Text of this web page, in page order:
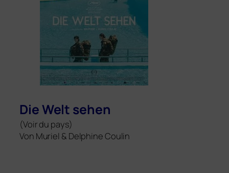
Die Welt sehen
(Voir du pays)
Von Muri­el & Del­phi­ne Coulin